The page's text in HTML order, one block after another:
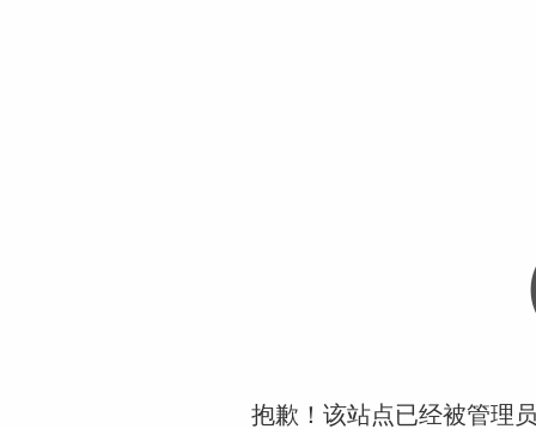
抱歉！该站点已经被管理